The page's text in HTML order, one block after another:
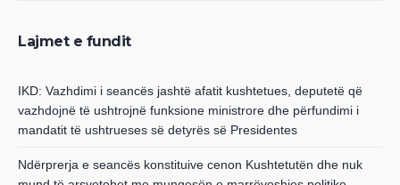
Lajmet e fundit
IKD: Vazhdimi i seancës jashtë afatit kushtetues, deputetë që
vazhdojnë të ushtrojnë funksione ministrore dhe përfundimi i
mandatit të ushtrueses së detyrës së Presidentes
Ndërprerja e seancës konstituive cenon Kushtetutën dhe nuk